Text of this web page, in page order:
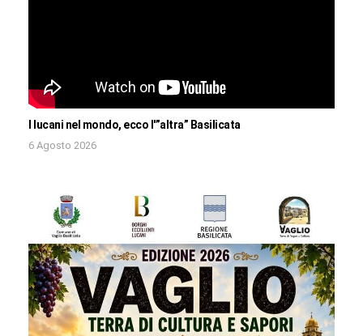
I lucani nel mondo, ecco l'”altra” Basilicata
6 Agosto 2026